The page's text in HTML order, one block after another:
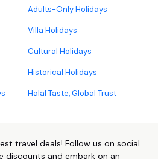
Adults-Only Holidays
Villa Holidays
Cultural Holidays
Historical Holidays
Halal Taste, Global Trust
travel deals! Follow us on social
discounts and embark on an